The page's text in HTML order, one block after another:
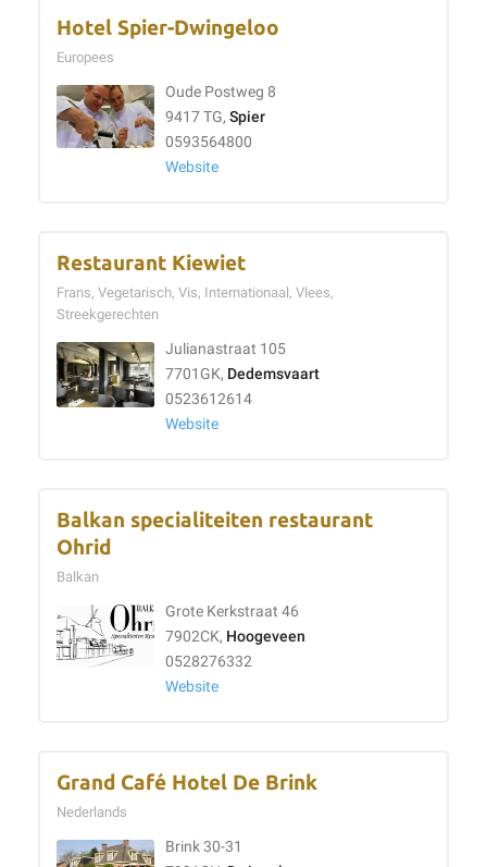
Hotel Spier-Dwingeloo
Europees
Oude Postweg 8
9417 TG, Spier
0593564800
Website
Restaurant Kiewiet
Frans, Vegetarisch, Vis, Internationaal, Vlees,
Streekgerechten
Julianastraat 105
7701GK, Dedemsvaart
0523612614
Website
Balkan specialiteiten restaurant
Ohrid
Balkan
Grote Kerkstraat 46
7902CK, Hoogeveen
0528276332
Website
Grand Café Hotel De Brink
Nederlands
Brink 30-31